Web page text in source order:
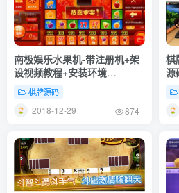
南极娱乐水果机-带注册机+架
设视频教程+安装环境
win2003+iis6.0+sql2008r2+net4.0
棋牌源码
2018-12-29 874
棋
源